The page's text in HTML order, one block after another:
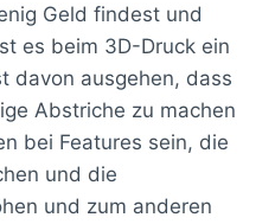
Geld findest und
es beim 3D-Druck ein
davon ausgehen, dass
Abstriche zu machen
bei Features sein, die
und die
und zum anderen